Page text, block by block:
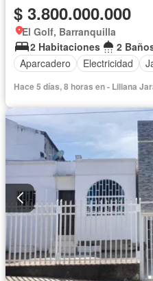
$ 3.800.000.000
El Golf, Barranquilla
2 Habitaciones
2
Aparcadero
Electricidad
Hace 5 días, 8 horas en - Liliana